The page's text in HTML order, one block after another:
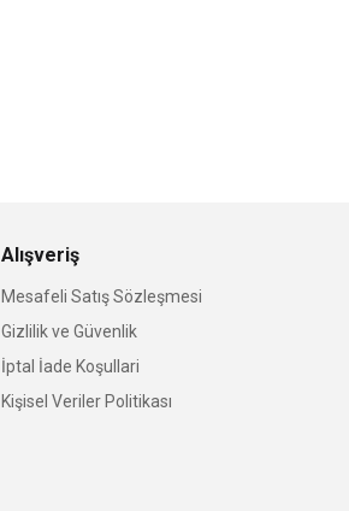
Alışveriş
Mesafeli Satış Sözleşmesi
Gizlilik ve Güvenlik
İptal İade Koşullari
Kişisel Veriler Politikası